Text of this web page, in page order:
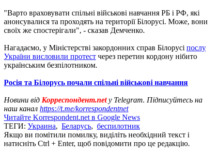
"Варто враховувати спільні військові навчання РБ і РФ, які
анонсувалися та проходять на території Білорусі. Може, вони
своїх же спостерігали", - сказав Демченко.
Нагадаємо, у Міністерстві закордонних справ Білорусі послу
України висловили протест через перетин кордону нібито
українським безпілотником.
Росія та Білорусь почали спільні військові навчання
Новини від Корреспондент.netу Telegram. Підписуйтесь на
наш канал https://t.me/korrespondentnet
Читайте Korrespondent.net в Google News
ТЕГИ: Украина, Беларусь, беспилотник
Якщо ви помітили помилку, виділіть необхідний текст і
натисніть Ctrl + Enter, щоб повідомити про це редакцію.